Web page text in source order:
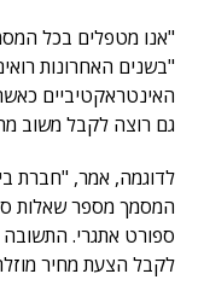
"אנו מטפלים בכל
"בשנים האחרונות
האינטראקטיביים
גם רוצה לקבל משוב
לדוגמה, אמר, "חברת
המסמך מספר שאלות
ספורט אתגרי.
לקבל הצעת מחיר